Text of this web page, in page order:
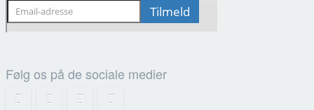
Følg os på de sociale medier